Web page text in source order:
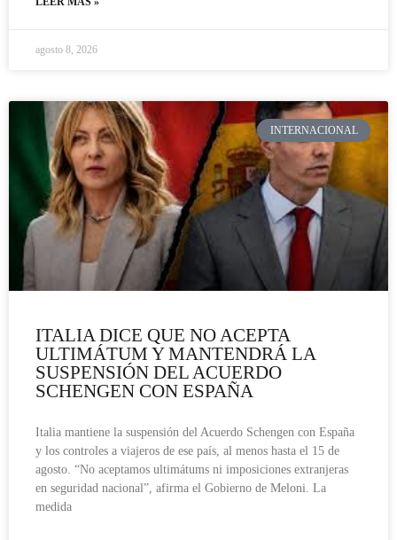
agosto 8, 2026
INTERNACIONAL
ITALIA DICE QUE NO ACEPTA
ULTIMÁTUM Y MANTENDRÁ LA
SUSPENSIÓN DEL ACUERDO
SCHENGEN CON ESPAÑA
Italia mantiene la suspensión del Acuerdo Schengen con España
y los controles a viajeros de ese país, al menos hasta el 15 de
agosto. “No aceptamos ultimátums ni imposiciones extranjeras
en seguridad nacional”, afirma el Gobierno de Meloni. La
medida